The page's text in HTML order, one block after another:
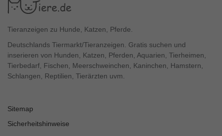
Tieranzeigen zu Hunde, Katzen, Pferde.
Deutschlands Tiermarkt/Tieranzeigen. Gratis suchen und
inserieren von Hunden, Katzen, Pferden, Aquarien, Tierheimen,
Tierbedarf, Fischen, Meerschweinchen, Kaninchen, Hamstern,
Schlangen, Reptilien, Tierärzten uvm.
Sitemap
Sicherheitshinweise